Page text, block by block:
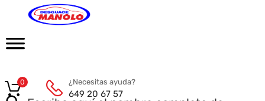
¿Necesitas ayuda?
649 20 67 57
0